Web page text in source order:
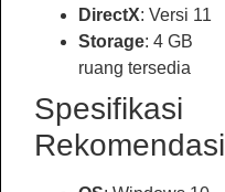
DirectX: Versi 11
Storage: 4 GB
ruang tersedia
Spesifikasi
Rekomendasi